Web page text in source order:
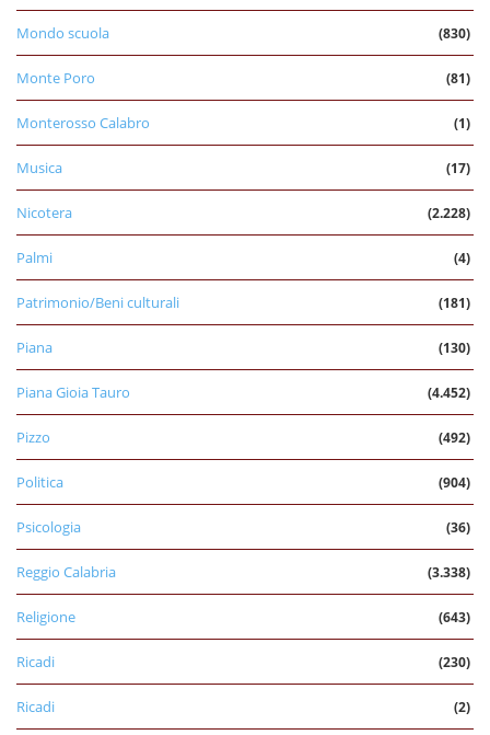
Mondo scuola (830)
Monte Poro (81)
Monterosso Calabro (1)
Musica (17)
Nicotera (2.228)
Palmi (4)
Patrimonio/Beni culturali (181)
Piana (130)
Piana Gioia Tauro (4.452)
Pizzo (492)
Politica (904)
Psicologia (36)
Reggio Calabria (3.338)
Religione (643)
Ricadi (230)
Ricadi (2)